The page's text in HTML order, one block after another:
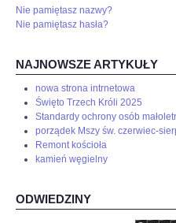
Nie pamiętasz nazwy?
Nie pamiętasz hasła?
NAJNOWSZE ARTYKUŁY
nowa strona intrnetowa
Święto Trzech Króli 2025
Standardy ochrony osób
porządek Mszy św. czerwiec-
Remont kościoła
kamień węgielny
ODWIEDZINY